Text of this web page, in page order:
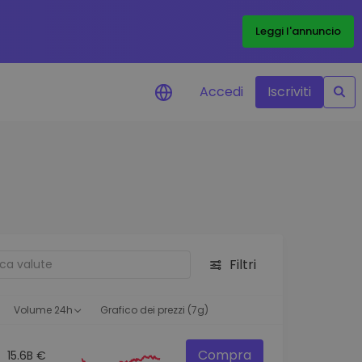
Leggi l'annuncio
utili per performance
Accedi Iscriviti
Filtri
Volume 24h Grafico dei prezzi (7g)
15.6B € Compra